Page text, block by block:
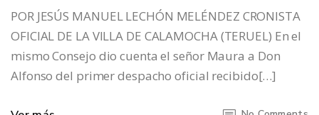
POR JESÚS MANUEL LECHÓN MELÉNDEZ CRONISTA
OFICIAL DE LA VILLA DE CALAMOCHA (TERUEL) En el
mismo Consejo dio cuenta el señor Maura a Don
Alfonso del primer despacho oficial recibido[…]